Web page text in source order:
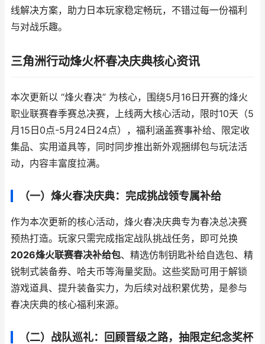
线解决方案，助力日本玩家稳定畅玩，不错过每一份福利
与对战乐趣。
三角洲行动烽火杯春决庆典核心资讯
本次更新以 “烽火春决” 为核心，围绕5月16日开赛的烽火
职业联赛春季赛总决赛，上线两大核心活动，限时10天（5
月15日0点-5月24日24点），福利涵盖赛事补给、限定收
集品、实用道具等，同时同步推出新外观捆绑包与玩法活
动，内容丰富度拉满。
（一）烽火春决庆典：完成挑战领专属补给
作为本次更新的核心活动，烽火春决庆典专为春决总决赛
预热打造。玩家只需完成指定战队挑战任务，即可兑换
2026烽火联赛春决补给包、精选仿制钥匙补给自选包、精
锐制式装备券、哈夫币等海量奖励。这些奖励可用于解锁
游戏道具、提升装备实力，为后续对战积累优势，是参与
春决庆典的核心福利来源。
（二）战队巡礼：回顾晋级之路，抽限定纪念奖杯